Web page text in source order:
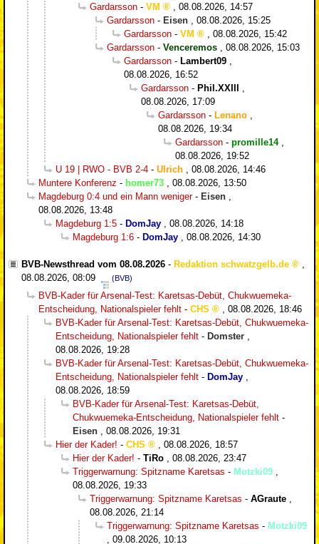
Gardarsson - VM
08.08.2026, 14:57
Gardarsson - Eisen
08.08.2026, 15:25
Gardarsson - VM
08.08.2026, 15:42
Gardarsson - Venceremos
08.08.2026, 15:03
Gardarsson - Lambert09
08.08.2026, 16:52
Gardarsson - Phil.XXIII
08.08.2026, 17:09
Gardarsson - Lenano
08.08.2026, 19:34
Gardarsson - promille14
08.08.2026, 19:52
U 19 | RWO - BVB 2-4 - Ulrich
08.08.2026, 14:46
Muntere Konferenz - homer73
08.08.2026, 13:50
Magdeburg 0:4 und ein Mann weniger- Eisen
08.08.2026, 13:48
Magdeburg 1:5 - DomJay
08.08.2026, 14:18
Magdeburg 1:6 - DomJay 08.08.2026, 14:30
BVB-Newsthread vom 08.08.2026 - Redaktion schwatzgelb.de
,
08.08.2026, 08:09
(BVB)
BVB-Kader für Arsenal-Test: Karetsas-Debüt, Chukwuemeka-
Entscheidung, Nationalspieler fehlt - CHS , 08.08.2026, 18:46
BVB-Kader für Arsenal-Test: Karetsas-Debüt, Chukwuemeka-
Entscheidung, Nationalspieler fehlt - Domster ,
08.08.2026, 19:28
BVB-Kader für Arsenal-Test: Karetsas-Debüt, Chukwuemeka-
Entscheidung, Nationalspieler fehlt - DomJay ,
08.08.2026, 18:59
BVB-Kader für Arsenal-Test: Karetsas-Debüt,
Chukwuemeka-Entscheidung, Nationalspieler fehlt -
Eisen , 08.08.2026, 19:31
Hier der Kader! - CHS , 08.08.2026, 18:57
Hier der Kader! - TiRo , 08.08.2026, 23:47
Triggerwarnung: Spitzname Karetsas - Motzki09 ,
08.08.2026, 19:33
Triggerwarnung: Spitzname Karetsas - AGraute ,
08.08.2026, 21:14
Triggerwarnung: Spitzname Karetsas - Motzki09
, 09.08.2026, 10:13